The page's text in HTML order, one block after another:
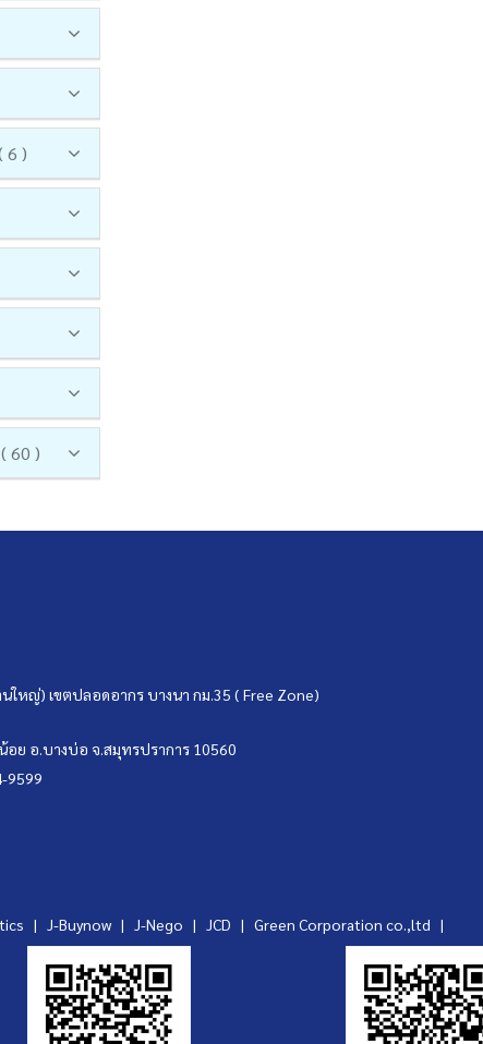
6 )
60 )
ใหญ่) เขตปลอดอากร บางนา กม.35 ( Free Zone)
ย อ.บางบ่อ จ.สมุทรปราการ 10560
9599
| J-Buynow | J-Nego | JCD | Green Corporation co.,ltd |